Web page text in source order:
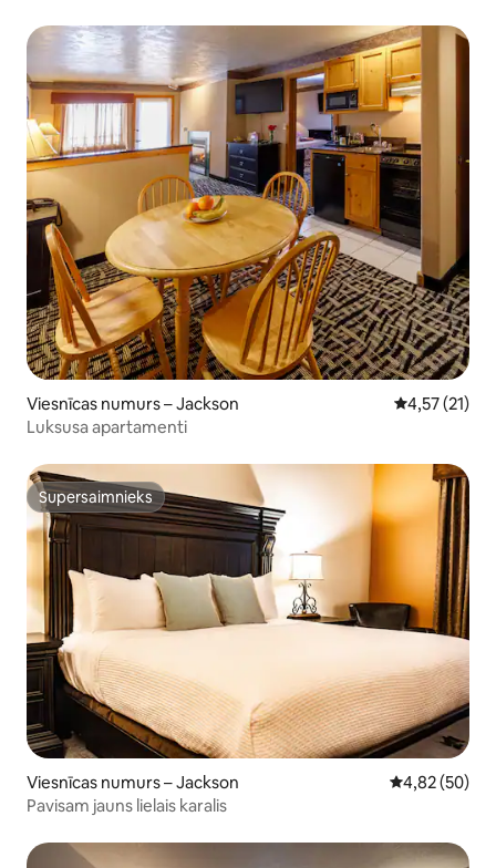
Viesnīcas numurs – Jackson Vidējais
4,57 (21)
Luksusa apartamenti
Supersaimnieks
Supersaimnieks
Viesnīcas numurs – Jackson Vidējais
4,82 (50)
Pavisam jauns lielais karalis